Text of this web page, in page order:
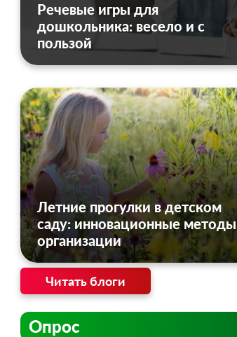
Речевые игры для
дошкольника: весело и с
пользой
Летние прогулки в детском
саду: инновационные методы
организации
Читать блоги
Опрос